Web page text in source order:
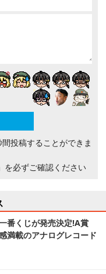
投稿することができま
を必ずご確認ください
番くじが発売決定!A賞
満載のアナログレコード